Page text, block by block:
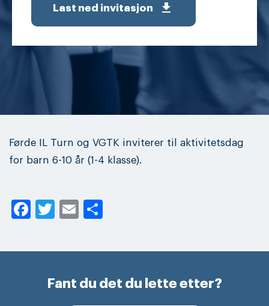
Last ned invitasjon get_app
Førde IL Turn og VGTK inviterer til aktivitetsdag
for barn 6-10 år (1-4 klasse).
Facebook
Twitter
Email
Fant du det du lette etter?